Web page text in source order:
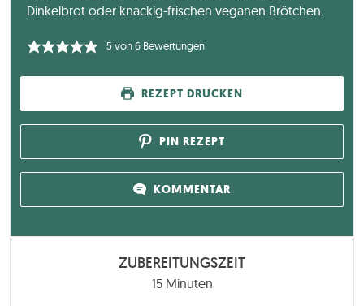
Dinkelbrot oder knackig-frischen veganen Brötchen.
5von6Bewertungen
REZEPT DRUCKEN
PIN REZEPT
KOMMENTAR
ZUBEREITUNGSZEIT
15Minuten
Minuten